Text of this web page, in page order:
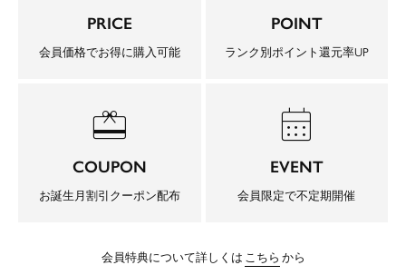
PRICE
会員価格でお得に購入可能
POINT
ランク別ポイント還元率UP
redeem
COUPON
お誕生月割引クーポン配布
calendar_month
EVENT
会員限定で不定期開催
会員特典について詳しくは こちら から